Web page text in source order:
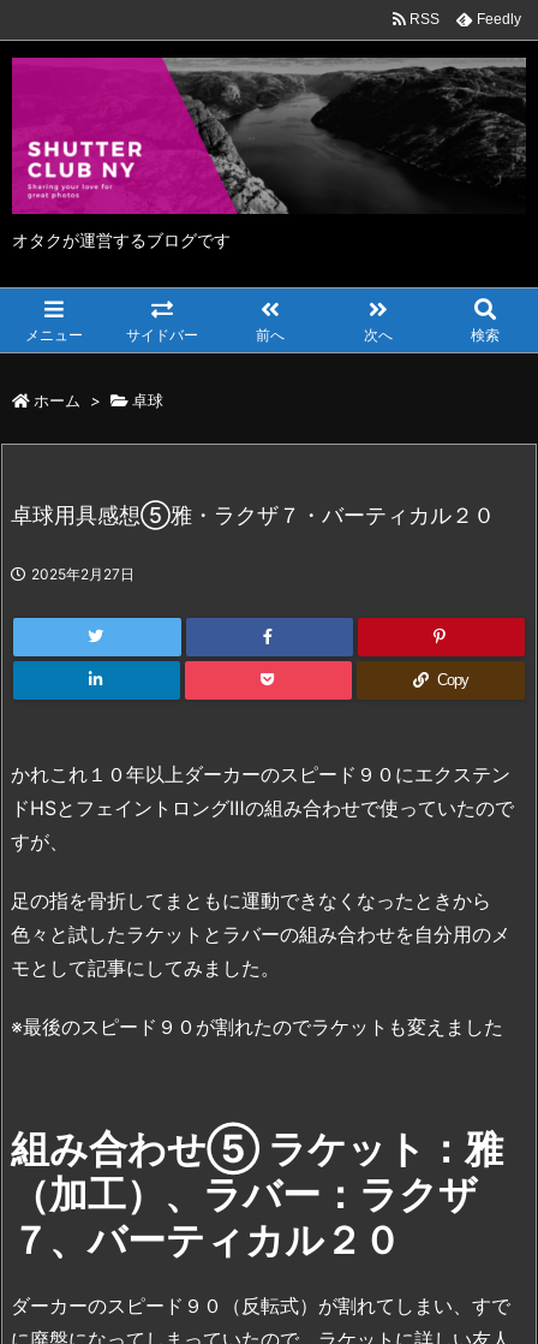
オタクが運営するブログです
メニュー サイドバー 前へ 次へ 検索
RSS Feedly
ホーム > 卓球
卓球用具感想⑤雅・ラクザ７・バーティカル２０
2025年2月27日
Copy
かれこれ１０年以上ダーカーのスピード９０にエクステン
ドHSとフェイントロングⅢの組み合わせで使っていたので
すが、
足の指を骨折してまともに運動できなくなったときから
色々と試したラケットとラバーの組み合わせを自分用のメ
モとして記事にしてみました。
※最後のスピード９０が割れたのでラケットも変えました
組み合わせ⑤ ラケット：雅
（加工）、ラバー：ラクザ
７、バーティカル２０
ダーカーのスピード９０（反転式）が割れてしまい、すで
に廃盤になってしまっていたので、ラケットに詳しい友人